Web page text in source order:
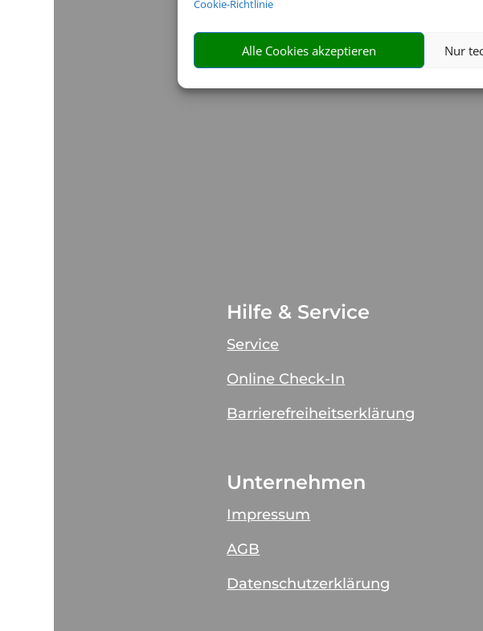
Cookie-Richtlinie
Alle Cookies akzeptieren Nur
Hilfe & Service
Service
Online Check-In
Barrierefreiheitserklärung
Unternehmen
Impressum
AGB
Datenschutzerklärung